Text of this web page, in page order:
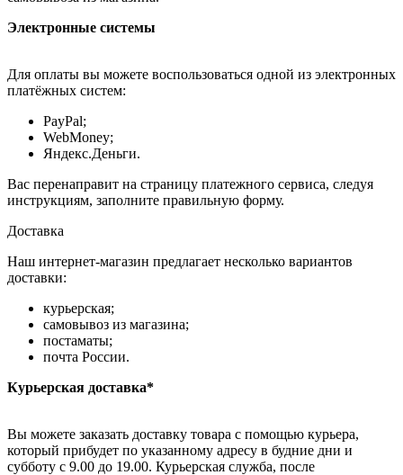
Электронные системы
Для оплаты вы можете воспользоваться одной из электронных
платёжных систем:
PayPal;
WebMoney;
Яндекс.Деньги.
Вас перенаправит на страницу платежного сервиса, следуя
инструкциям, заполните правильную форму.
Доставка
Наш интернет-магазин предлагает несколько вариантов
доставки:
курьерская;
самовывоз из магазина;
постаматы;
почта России.
Курьерская доставка*
Вы можете заказать доставку товара с помощью курьера,
который прибудет по указанному адресу в будние дни и
субботу с 9.00 до 19.00. Курьерская служба, после